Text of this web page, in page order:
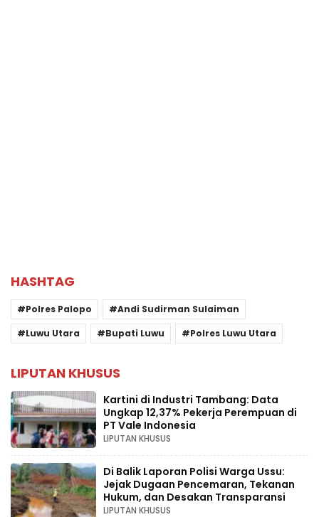
HASHTAG
Polres Palopo
Andi Sudirman Sulaiman
Luwu Utara
Bupati Luwu Polres Luwu Utara
LIPUTAN KHUSUS
Kartini di Industri Tambang: Data
Ungkap 12,37% Pekerja Perempuan di
PT Vale Indonesia
LIPUTAN KHUSUS
Di Balik Laporan Polisi Warga Ussu:
Jejak Dugaan Pencemaran, Tekanan
Hukum, dan Desakan Transparansi
LIPUTAN KHUSUS